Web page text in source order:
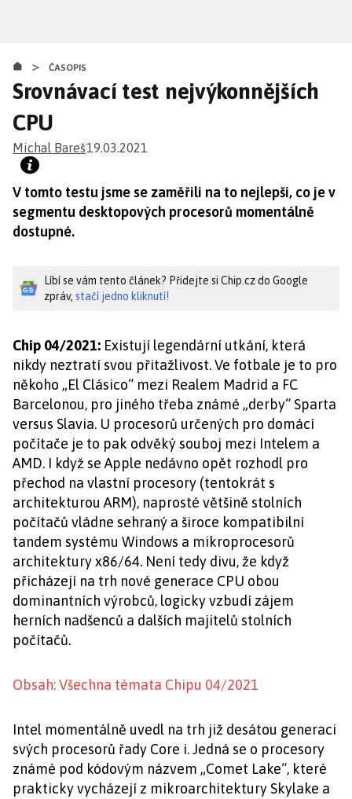
obsahu
> ČASOPIS
Srovnávací test nejvýkonnějších
CPU
Michal Bareš19.03.2021
V tomto testu jsme se zaměřili na to nejlepší, co je v
segmentu desktopových procesorů momentálně
dostupné.
Líbí se vám tento článek? Přidejte si Chip.cz do Google
zpráv, stačí jedno kliknutí!
Chip 04/2021: Existují legendární utkání, která
nikdy neztratí svou přitažlivost. Ve fotbale je to pro
někoho „El Clásico“ mezi Realem Madrid a FC
Barcelonou, pro jiného třeba známé „derby“ Sparta
versus Slavia. U procesorů určených pro domácí
počítače je to pak odvěký souboj mezi Intelem a
AMD. I když se Apple nedávno opět rozhodl pro
přechod na vlastní procesory (tentokrát s
architekturou ARM), naprosté většině stolních
počítačů vládne sehraný a široce kompatibilní
tandem systému Windows a mikroprocesorů
architektury x86/64. Není tedy divu, že když
přicházejí na trh nové generace CPU obou
dominantních výrobců, logicky vzbudí zájem
herních nadšenců a dalších majitelů stolních
počítačů.
Obsah: Všechna témata Chipu 04/2021
Intel momentálně uvedl na trh již desátou generaci
svých procesorů řady Core i. Jedná se o procesory
známé pod kódovým názvem „Comet Lake“, které
prakticky vycházejí z mikroarchitektury Skylake a